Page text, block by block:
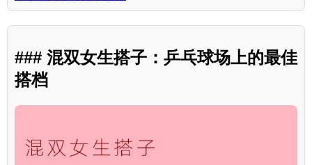
### 混双女生搭子：乒乓球场上的最佳
搭档